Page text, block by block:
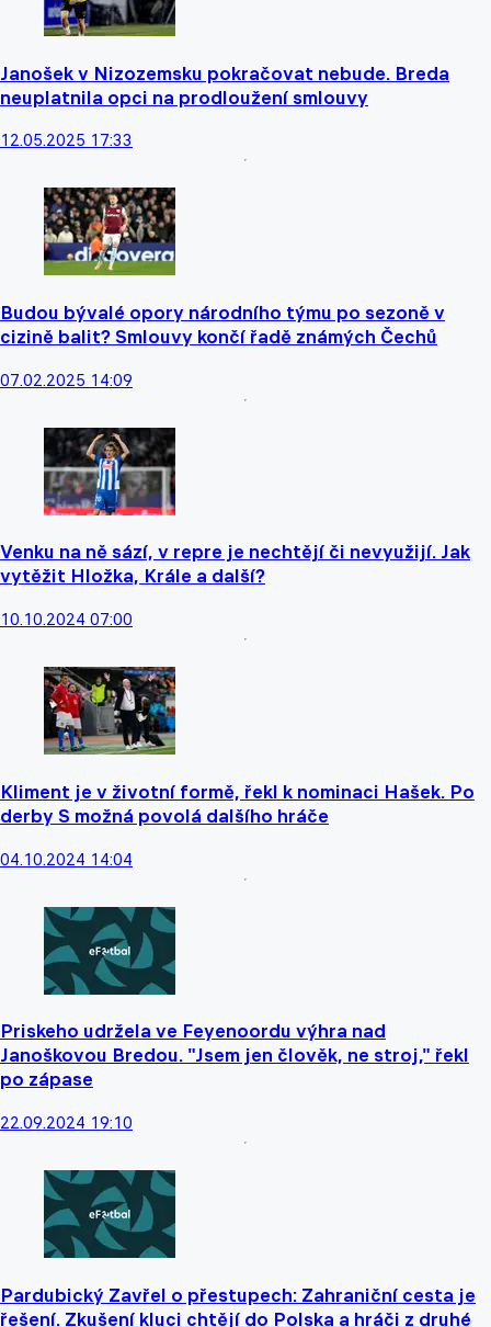
Janošek v Nizozemsku pokračovat nebude. Breda
neuplatnila opci na prodloužení smlouvy
12.05.2025 17:33
Budou bývalé opory národního týmu po sezoně v
cizině balit? Smlouvy končí řadě známých Čechů
07.02.2025 14:09
Venku na ně sází, v repre je nechtějí či nevyužijí. Jak
vytěžit Hložka, Krále a další?
10.10.2024 07:00
Kliment je v životní formě, řekl k nominaci Hašek. Po
derby S možná povolá dalšího hráče
04.10.2024 14:04
Priskeho udržela ve Feyenoordu výhra nad
Janoškovou Bredou. "Jsem jen člověk, ne stroj," řekl
po zápase
22.09.2024 19:10
Pardubický Zavřel o přestupech: Zahraniční cesta je
řešení. Zkušení kluci chtějí do Polska a hráči z druhé